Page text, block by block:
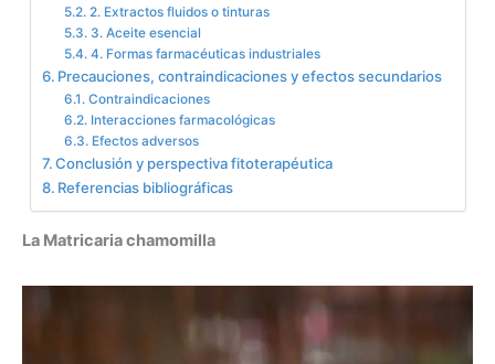
2. Extractos fluidos o tinturas
3. Aceite esencial
4. Formas farmacéuticas industriales
Precauciones, contraindicaciones y efectos secundarios
Contraindicaciones
Interacciones farmacológicas
Efectos adversos
Conclusión y perspectiva fitoterapéutica
Referencias bibliográficas
La Matricaria chamomilla